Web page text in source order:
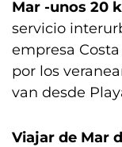
Mar -unos 20
servicio
empresa
por los
van desde
Viajar de Mar